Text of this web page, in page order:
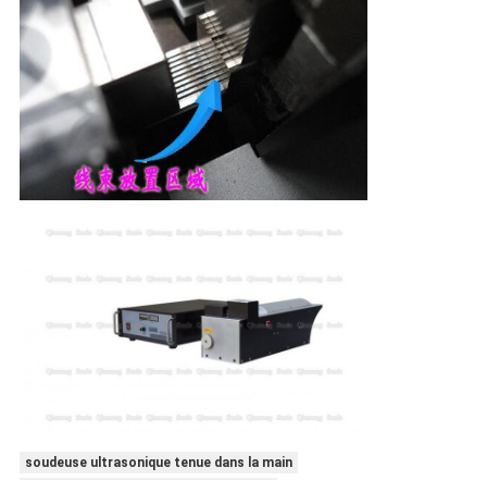
soudeuse ultrasonique tenue dans la main